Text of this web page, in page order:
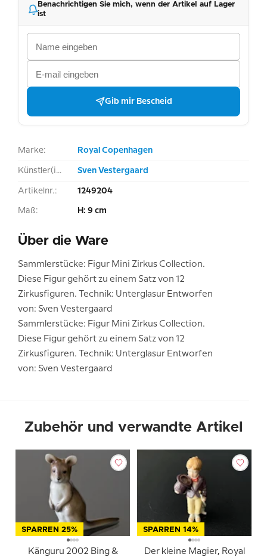
Benachrichtigen Sie mich, wenn der Artikel auf Lager
ist
Gib mir Bescheid
Marke: Royal Copenhagen
Künstler(in): Sven Vestergaard
Artikelnr.: 1249204
Maß: H: 9 cm
Über die Ware
Sammlerstücke: Figur Mini Zirkus Collection.
Diese Figur gehört zu einem Satz von 12
Zirkusfiguren. Technik: Unterglasur Entworfen
von: Sven Vestergaard
Sammlerstücke: Figur Mini Zirkus Collection.
Diese Figur gehört zu einem Satz von 12
Zirkusfiguren. Technik: Unterglasur Entworfen
von: Sven Vestergaard
Zubehör und verwandte Artikel
SPARREN 25%
Känguru 2002 Bing &
SPARREN 14%
Der kleine Magier, Royal